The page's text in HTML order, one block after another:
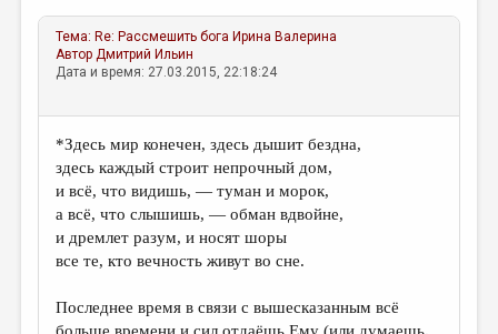
Тема: Re: Рассмешить бога Ирина Валерина
АвторДмитрий Ильин
Дата и время: 27.03.2015, 22:18:24
*Здесь мир конечен, здесь дышит бездна,
здесь каждый строит непрочный дом,
и всё, что видишь, — туман и морок,
а всё, что слышишь, — обман вдвойне,
и дремлет разум, и носят шоры
все те, кто вечность живут во сне.
Последнее время в связи с вышесказанным всё